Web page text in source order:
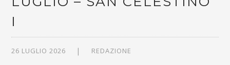
I
26 LUGLIO 2026 REDAZIONE